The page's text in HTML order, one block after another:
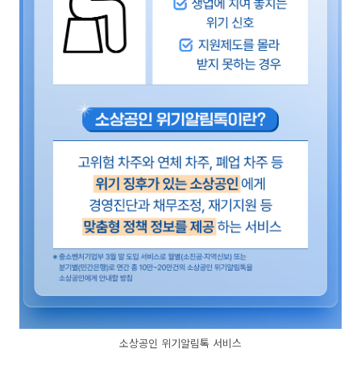
소상공인 위기알림톡 서비스